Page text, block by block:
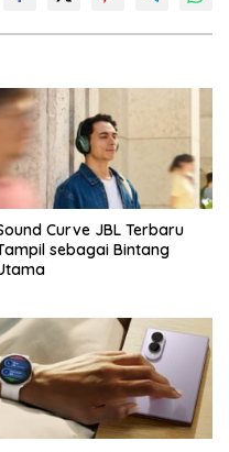
Curve JBL Terbaru
sebagai Bintang